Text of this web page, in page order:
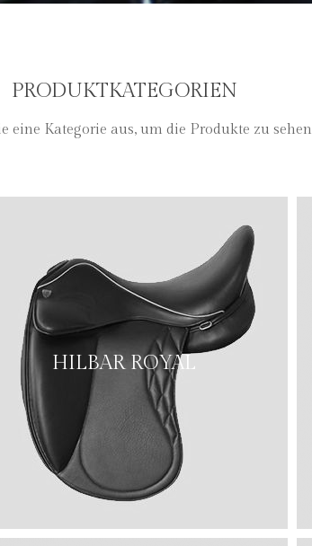
PRODUKTKATEGORIEN
eine Kategorie aus, um die Produkte zu sehen
HILBAR ROYAL